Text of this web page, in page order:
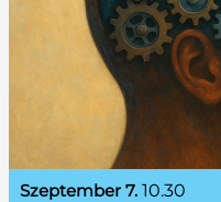
szeptember 7. 10.30